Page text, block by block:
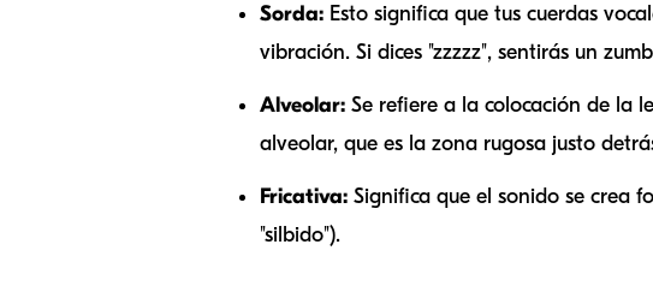
Sorda: Esto significa que tus cuerdas
vibración. Si dices "zzzzz", sentirás un
Alveolar: Se refiere a la colocación de la
alveolar, que es la zona rugosa justo
Fricativa: Significa que el sonido se crea
"silbido").